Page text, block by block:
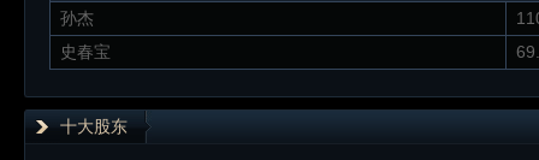
孙杰
史春宝
十大股东